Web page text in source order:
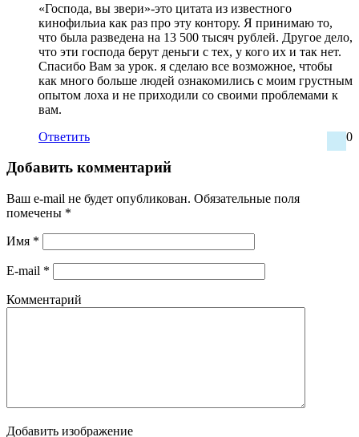
«Господа, вы звери»-это цитата из известного
кинофильиа как раз про эту контору. Я принимаю то,
что была разведена на 13 500 тысяч рублей. Другое дело,
что эти господа берут деньги с тех, у кого их и так нет.
Спасибо Вам за урок. я сделаю все возможное, чтобы
как много больше людей ознакомились с моим грустным
опытом лоха и не приходили со своими проблемами к
вам.
0
Ответить
Добавить комментарий
Ваш e-mail не будет опубликован. Обязательные поля
помечены *
Имя *
E-mail *
Комментарий
Добавить изображение